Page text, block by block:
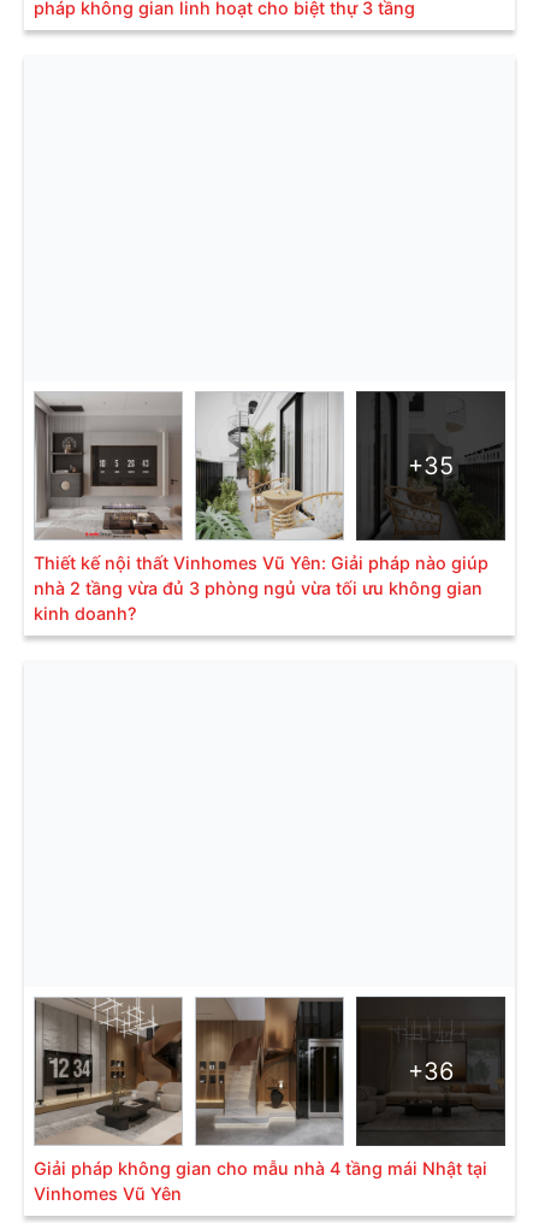
pháp không gian linh hoạt cho biệt thự 3 tầng
+35
Thiết kế nội thất Vinhomes Vũ Yên: Giải pháp nào giúp
nhà 2 tầng vừa đủ 3 phòng ngủ vừa tối ưu không gian
kinh doanh?
+36
Giải pháp không gian cho mẫu nhà 4 tầng mái Nhật tại
Vinhomes Vũ Yên